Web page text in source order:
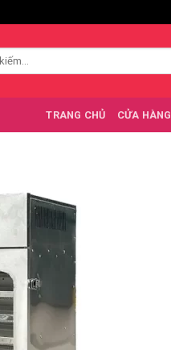
TRANG CHỦ CỬA HÀNG